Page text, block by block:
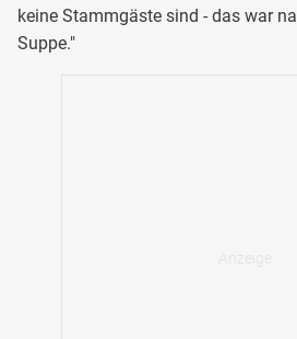
keine Stammgäste sind - das war
Suppe."